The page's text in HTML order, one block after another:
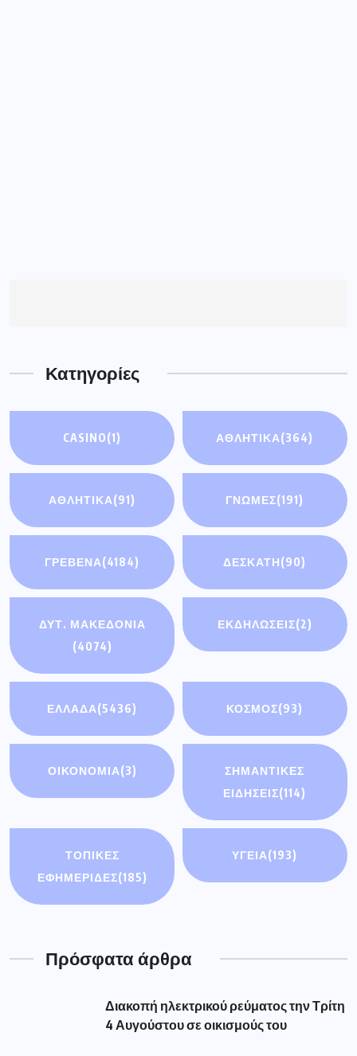
Κατηγορίες
CASINO(1) ΑΘΛΗΤΙΚΑ(364)
ΑΘΛΗΤΙΚΆ(91) ΓΝΩΜΕΣ(191)
ΓΡΕΒΕΝΑ(4184) ΔΕΣΚΑΤΗ(90)
ΔΥΤ. ΜΑΚΕΔΟΝΙΑ
(4074)
ΕΚΔΗΛΩΣΕΙΣ(2)
ΕΛΛΑΔΑ(5436) ΚΟΣΜΟΣ(93)
ΟΙΚΟΝΟΜΊΑ(3)
ΣΗΜΑΝΤΙΚΈΣ
ΕΙΔΉΣΕΙΣ(114)
ΤΟΠΙΚΕΣ
ΕΦΗΜΕΡΙΔΕΣ(185)
ΥΓΕΙΑ(193)
Πρόσφατα άρθρα
Διακοπή ηλεκτρικού ρεύματος την Τρίτη
4 Αυγούστου σε οικισμούς του